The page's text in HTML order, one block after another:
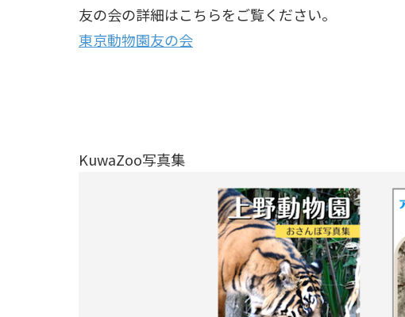
友の会の詳細はこちらをご覧ください。
東京動物園友の会
KuwaZoo写真集